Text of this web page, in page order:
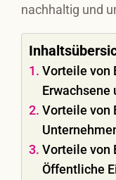
nachhaltig und
Vorteile von
Erwachsene
Vorteile von
Vorteile von
Öffentliche